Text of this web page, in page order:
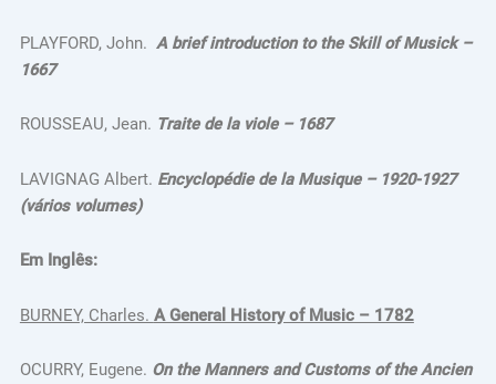
PLAYFORD, John. A brief introduction to the Skill of Musick –
1667
ROUSSEAU, Jean. Traite de la viole – 1687
LAVIGNAG Albert. Encyclopédie de la Musique – 1920-1927
(vários volumes)
Em Inglês:
BURNEY, Charles. A General History of Music – 1782
OCURRY, Eugene. On the Manners and Customs of the Ancien